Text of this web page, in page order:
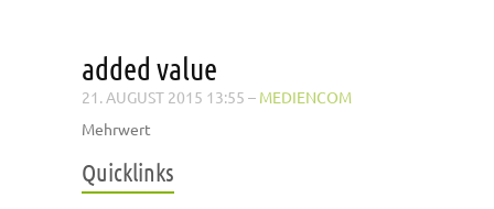
added value
21. AUGUST 2015 13:55 – MEDIENCOM
Mehrwert
Quicklinks